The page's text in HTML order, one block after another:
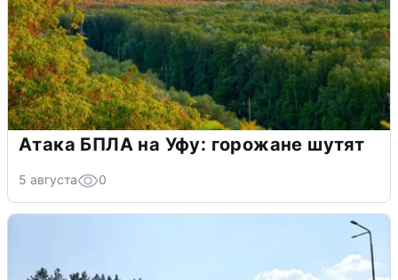
Атака БПЛА на Уфу: горожане шутят
5 августа 0